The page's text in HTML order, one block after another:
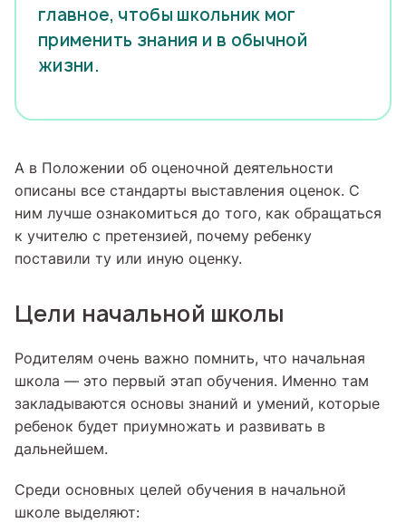
главное, чтобы школьник мог
применить знания и в обычной
жизни.
А в Положении об оценочной деятельности
описаны все стандарты выставления оценок. С
ним лучше ознакомиться до того, как обращаться
к учителю с претензией, почему ребенку
поставили ту или иную оценку.
Цели начальной школы
Родителям очень важно помнить, что начальная
школа — это первый этап обучения. Именно там
закладываются основы знаний и умений, которые
ребенок будет приумножать и развивать в
дальнейшем.
Среди основных целей обучения в начальной
школе выделяют: